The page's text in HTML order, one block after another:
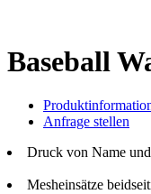
Baseball
Anfrage stellen
Druck von Name
Mesheinsätze